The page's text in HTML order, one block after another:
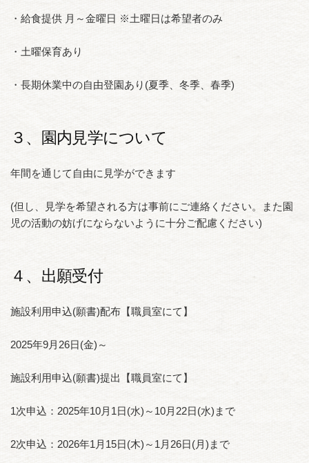
・給食提供 月～金曜日 ※土曜日は希望者のみ
・土曜保育あり
・長期休業中の自由登園あり(夏季、冬季、春季)
３、園内見学について
年間を通じて自由に見学ができます
(但し、見学を希望される方は事前にご連絡ください。また園
児の活動の妨げにならないように十分ご配慮ください)
４、出願受付
施設利用申込(願書)配布【職員室にて】
2025年9月26日(金)～
施設利用申込(願書)提出【職員室にて】
1次申込：2025年10月1日(水)～10月22日(水)まで
2次申込：2026年1月15日(木)～1月26日(月)まで